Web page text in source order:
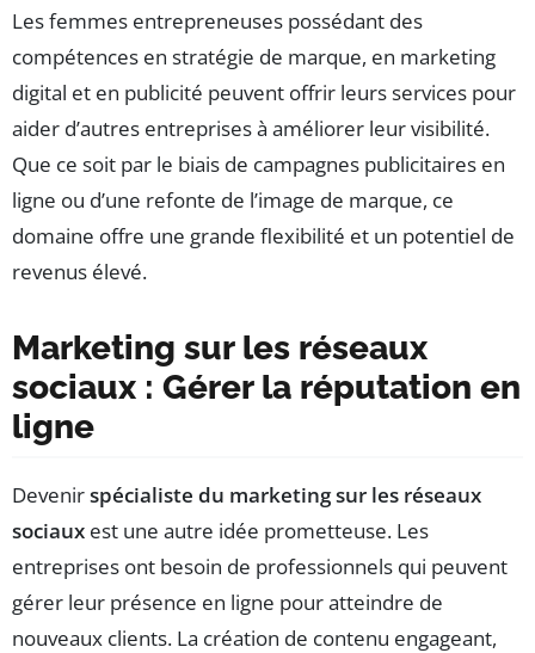
Les femmes entrepreneuses possédant des
compétences en stratégie de marque, en marketing
digital et en publicité peuvent offrir leurs services pour
aider d’autres entreprises à améliorer leur visibilité.
Que ce soit par le biais de campagnes publicitaires en
ligne ou d’une refonte de l’image de marque, ce
domaine offre une grande flexibilité et un potentiel de
revenus élevé.
Marketing sur les réseaux
sociaux : Gérer la réputation en
ligne
Devenirspécialiste du marketing sur les réseaux
sociaux est une autre idée prometteuse. Les
entreprises ont besoin de professionnels qui peuvent
gérer leur présence en ligne pour atteindre de
nouveaux clients. La création de contenu engageant,